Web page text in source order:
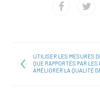
UTILISER LES MESURES
QUE RAPPORTÉS PAR
AMÉLIORER LA QUALITÉ